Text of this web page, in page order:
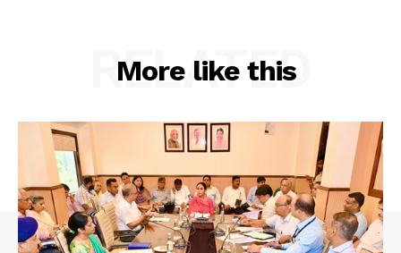
My account
More like this
RELATED